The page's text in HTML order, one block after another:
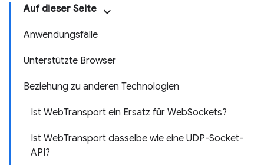
Auf dieser Seite
Anwendungsfälle
Unterstützte Browser
Beziehung zu anderen Technologien
Ist WebTransport ein Ersatz für WebSockets?
Ist WebTransport dasselbe wie eine UDP-Socket-
API?